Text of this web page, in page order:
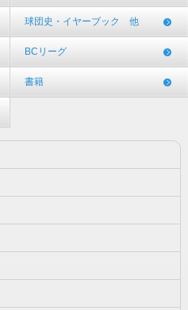
球団史・イヤーブック 他
BCリーグ
書籍